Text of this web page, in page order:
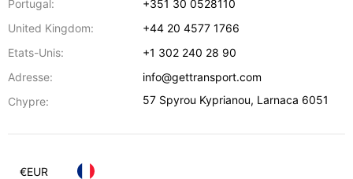
Portugal:
+351 30 0528110
United Kingdom:
+44 20 4577 1766
Etats-Unis:
+1 302 240 28 90
Adresse:
info@gettransport.com
Chypre:
57 Spyrou Kyprianou, Larnaca 6051
€EUR